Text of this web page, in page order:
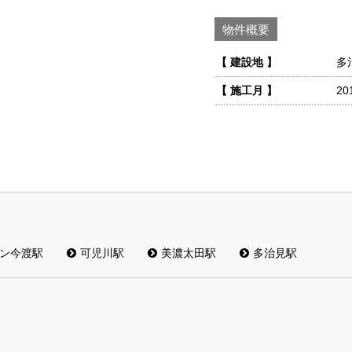
物件概要
【 建設地 】 多
【 施工月 】
今渡駅 可児川駅 美濃太田駅 多治見駅